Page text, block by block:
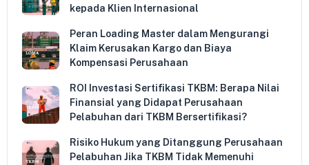
kepada Klien Internasional
Peran Loading Master dalam Mengurangi
Klaim Kerusakan Kargo dan Biaya
Kompensasi Perusahaan
ROI Investasi Sertifikasi TKBM: Berapa Nilai
Finansial yang Didapat Perusahaan
Pelabuhan dari TKBM Bersertifikasi?
Risiko Hukum yang Ditanggung Perusahaan
Pelabuhan Jika TKBM Tidak Memenuhi